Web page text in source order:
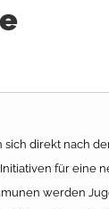
direkt nach
für eine
werden